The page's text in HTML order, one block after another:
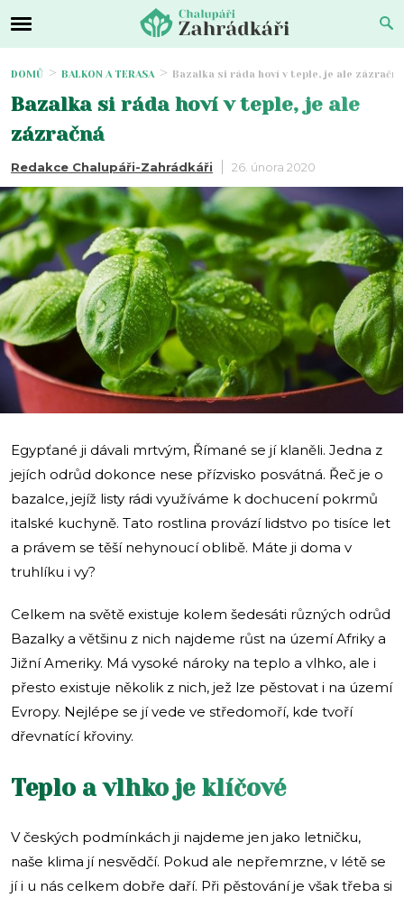
DOMŮ BALKON A TERASA Bazalka si ráda hoví v teple, je ale zázračná
Bazalka si ráda hoví v teple, je ale
zázračná
Redakce Chalupáři-Zahrádkáři 26. února 2020
Egypťané ji dávali mrtvým, Římané se jí klaněli. Jedna z
jejích odrůd dokonce nese přízvisko posvátná. Řeč je o
bazalce, jejíž listy rádi využíváme k dochucení pokrmů
italské kuchyně. Tato rostlina provází lidstvo po tisíce let
a právem se těší nehynoucí oblibě. Máte ji doma v
truhlíku i vy?
Celkem na světě existuje kolem šedesáti různých odrůd
Bazalky a většinu z nich najdeme růst na území Afriky a
Jižní Ameriky. Má vysoké nároky na teplo a vlhko, ale i
přesto existuje několik z nich, jež lze pěstovat i na území
Evropy. Nejlépe se jí vede ve středomoří, kde tvoří
dřevnatící křoviny.
Teplo a vlhko je klíčové
V českých podmínkách ji najdeme jen jako letničku,
naše klima jí nesvědčí. Pokud ale nepřemrzne, v létě se
jí i u nás celkem dobře daří. Při pěstování je však třeba si